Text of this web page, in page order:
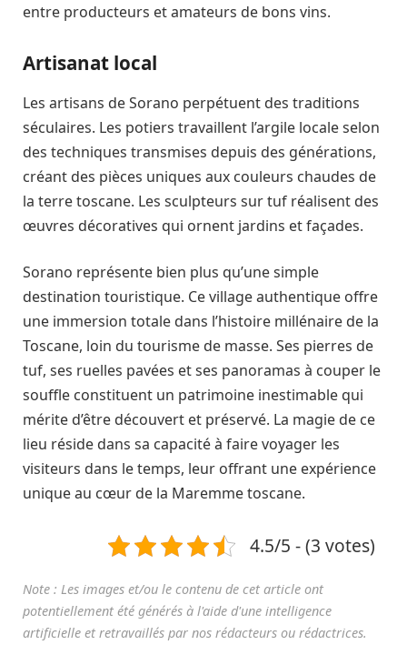
entre producteurs et amateurs de bons vins.
Artisanat local
Les artisans de Sorano perpétuent des traditions
séculaires. Les potiers travaillent l’argile locale selon
des techniques transmises depuis des générations,
créant des pièces uniques aux couleurs chaudes de
la terre toscane. Les sculpteurs sur tuf réalisent des
œuvres décoratives qui ornent jardins et façades.
Sorano représente bien plus qu’une simple
destination touristique. Ce village authentique offre
une immersion totale dans l’histoire millénaire de la
Toscane, loin du tourisme de masse. Ses pierres de
tuf, ses ruelles pavées et ses panoramas à couper le
souffle constituent un patrimoine inestimable qui
mérite d’être découvert et préservé. La magie de ce
lieu réside dans sa capacité à faire voyager les
visiteurs dans le temps, leur offrant une expérience
unique au cœur de la Maremme toscane.
4.5/5 - (3 votes)